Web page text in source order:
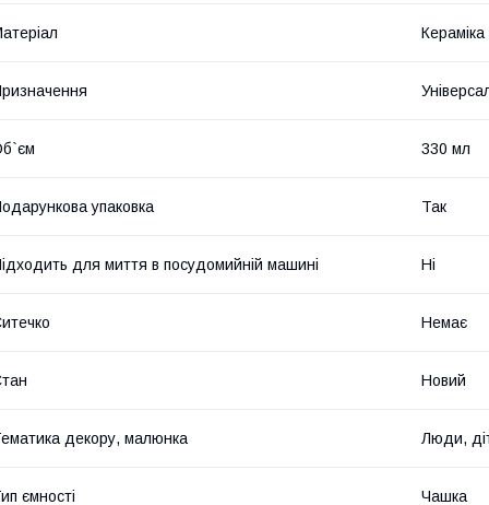
Кераміка
330 мл
упаковка Так
для миття в посудомийній машині Ні
Немає
Новий
декору, малюнка Люди,
ємності Чашка